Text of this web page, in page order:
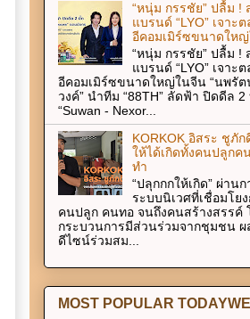
“หนุ่ม กรรชัย” ปลื้ม !
แบรนด์ “LYO” เจาะ
อีคอมเมิร์ซขนาดให
“หนุ่ม กรรชัย” ปลื้ม !
แบรนด์ “LYO” เจาะ
อีคอมเมิร์ซขนาดใหญ่ในจีน “นพรัต
วงค์” นำทีม “88TH” ลัดฟ้า ปิดดีล 2
“Suwan - Nexor...
KORKOK อิสระ ชูภั
ให้ได้เกิดทั้งคนปลูกค
ทำ
“ปลุกกกให้เกิด” ผ่านก
ระบบนิเวศที่เชื่อมโย
คนปลูก คนทอ จนถึงคนสร้างสรรค์
กระบวนการมีส่วนร่วมจากชุมชน ผ
ดีไซน์ร่วมสม...
MOST POPULAR